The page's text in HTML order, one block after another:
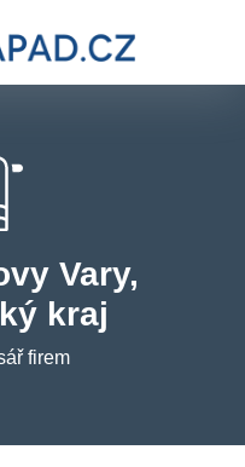
Vary,
kraj
firem